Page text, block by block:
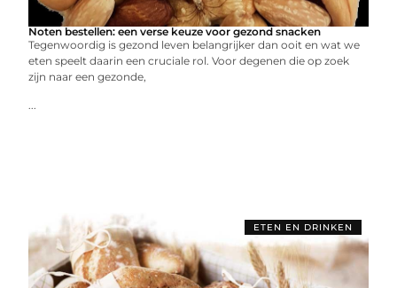
Noten bestellen: een verse keuze voor gezond snacken
Tegenwoordig is gezond leven belangrijker dan ooit en wat we
eten speelt daarin een cruciale rol. Voor degenen die op zoek
zijn naar een gezonde,
...
ETEN EN DRINKEN